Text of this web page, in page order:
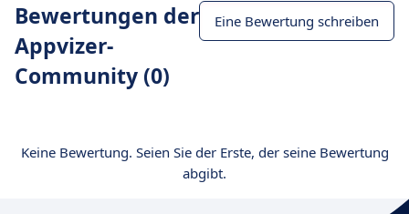
Bewertungen der
Appvizer-
Community (0)
Eine Bewertung schreiben
Keine Bewertung. Seien Sie der Erste, der seine Bewertung
abgibt.